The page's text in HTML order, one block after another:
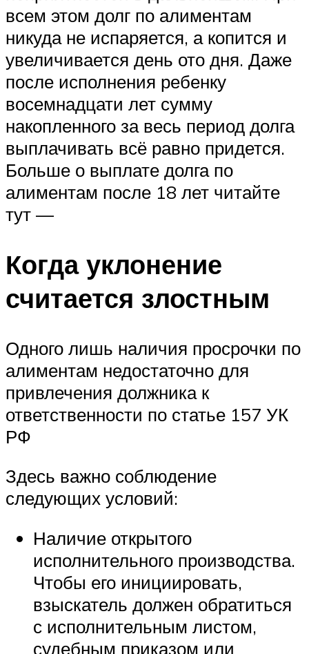
всем этом долг по алиментам
никуда не испаряется, а копится и
увеличивается день ото дня. Даже
после исполнения ребенку
восемнадцати лет сумму
накопленного за весь период долга
выплачивать всё равно придется.
Больше о выплате долга по
алиментам после 18 лет читайте
тут —
Когда уклонение
считается злостным
Одного лишь наличия просрочки по
алиментам недостаточно для
привлечения должника к
ответственности по статье 157 УК
РФ
Здесь важно соблюдение
следующих условий:
Наличие открытого
исполнительного производства.
Чтобы его инициировать,
взыскатель должен обратиться
с исполнительным листом,
судебным приказом или